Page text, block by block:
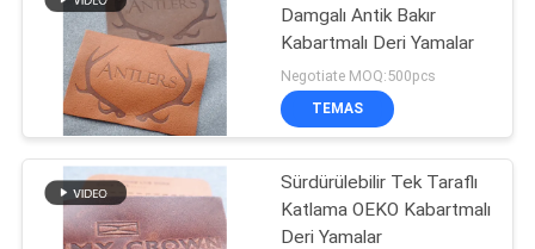
Damgalı Antik Bakır
Kabartmalı Deri Yamalar
Negotiate MOQ:500pcs
TEMAS
Sürdürülebilir Tek Taraflı
Katlama OEKO Kabartmalı
Deri Yamalar